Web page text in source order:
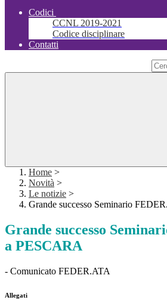
Codici
CCNL 2019-2021
Codice disciplinare
Contatti
Home >
Novità >
Le notizie >
Grande successo Seminario
Grande successo
a PESCARA
- Comunicato FEDER.ATA
Allegati